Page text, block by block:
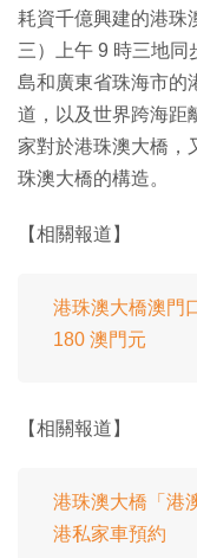
耗資千億興建的港珠
三）上午 9 時三地
島和廣東省珠海市的
道，以及世界跨海距
家對於港珠澳大橋，
珠澳大橋的構造。
【相關報道】
港珠澳大橋澳門
180 澳門元
【相關報道】
港珠澳大橋「港
港私家車預約